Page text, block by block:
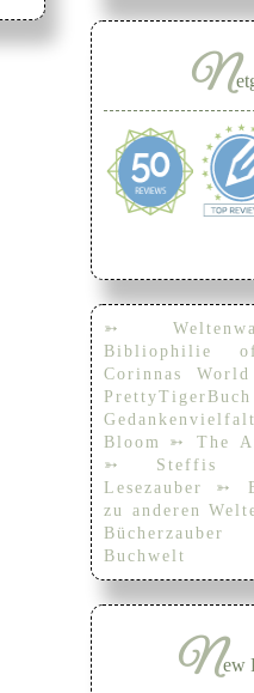
N
➳
Bibliophilie
Corinnas
PrettyTigerBuch
Gedankenvielfalt
Bloom
➳ The
➳ Steffis
Lesezauber
➳
zu anderen
Bücherzauber
Buchwelt
New